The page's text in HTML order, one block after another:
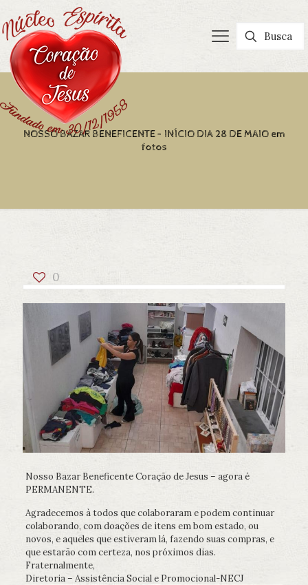
NOSSO BAZAR BENEFICENTE – INÍCIO DIA 28 DE MAIO em
fotos
0
Nosso Bazar Beneficente Coração de Jesus – agora é
PERMANENTE.
Agradecemos à todos que colaboraram e podem continuar
colaborando, com doações de itens em bom estado, ou
novos, e aqueles que estiveram lá, fazendo suas compras, e
que estarão com certeza, nos próximos dias.
Fraternalmente,
Diretoria – Assistência Social e Promocional-NECJ